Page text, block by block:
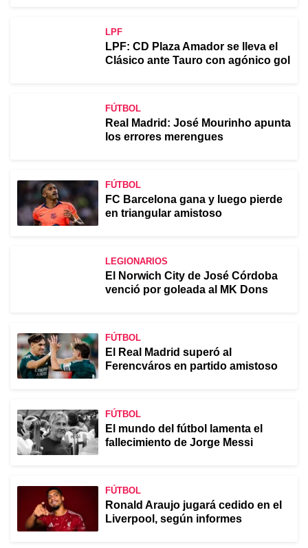
LPF
LPF: CD Plaza Amador se lleva el
Clásico ante Tauro con agónico gol
FÚTBOL
Real Madrid: José Mourinho apunta
los errores merengues
FÚTBOL
FC Barcelona gana y luego pierde
en triangular amistoso
LEGIONARIOS
El Norwich City de José Córdoba
venció por goleada al MK Dons
FÚTBOL
El Real Madrid superó al
Ferencváros en partido amistoso
FÚTBOL
El mundo del fútbol lamenta el
fallecimiento de Jorge Messi
FÚTBOL
Ronald Araujo jugará cedido en el
Liverpool, según informes